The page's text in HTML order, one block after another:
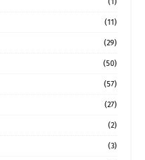
(11)
(29)
(50)
(57)
(27)
(2)
(3)